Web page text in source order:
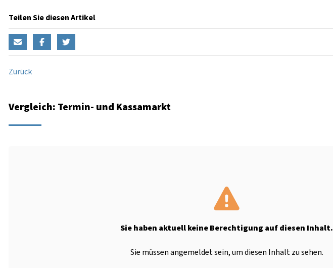
Teilen Sie diesen Artikel
Zurück
Vergleich: Termin- und Kassamarkt
Sie haben aktuell keine Berechtigung auf diesen Inhalt.
Sie müssen angemeldet sein, um diesen Inhalt zu sehen.